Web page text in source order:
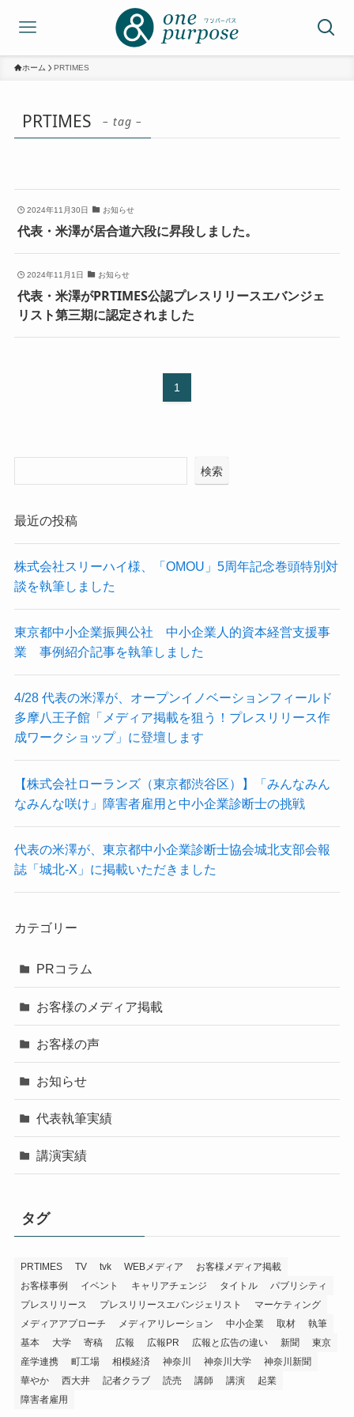
ホーム PRTIMES
PRTIMES – tag –
2024年11月30日 お知らせ
代表・米澤が居合道六段に昇段しました。
2024年11月1日 お知らせ
代表・米澤がPRTIMES公認プレスリリースエバンジェ
リスト第三期に認定されました
1
検索
最近の投稿
株式会社スリーハイ様、「OMOU」5周年記念巻頭特別対
談を執筆しました
東京都中小企業振興公社 中小企業人的資本経営支援事
業 事例紹介記事を執筆しました
4/28 代表の米澤が、オープンイノベーションフィールド
多摩八王子館「メディア掲載を狙う！プレスリリース作
成ワークショップ」に登壇します
【株式会社ローランズ（東京都渋谷区）】「みんなみん
なみんな咲け」障害者雇用と中小企業診断士の挑戦
代表の米澤が、東京都中小企業診断士協会城北支部会報
誌「城北-X」に掲載いただきました
カテゴリー
PRコラム
お客様のメディア掲載
お客様の声
お知らせ
代表執筆実績
講演実績
タグ
PRTIMES TV tvk WEBメディア
お客様メディア掲載
お客様事例
イベント キャリアチェンジ タイトル
パブリシティ
プレスリリース
プレスリリースエバンジェリスト
マーケティング
メディアアプローチ
メディアリレーション 中小企業 取材
執筆
基本
大学 寄稿 広報 広報PR 広報と広告の違い 新聞
東京
産学連携
町工場 相模経済 神奈川 神奈川大学
神奈川新聞
華やか
西大井 記者クラブ 読売 講師 講演
起業
障害者雇用